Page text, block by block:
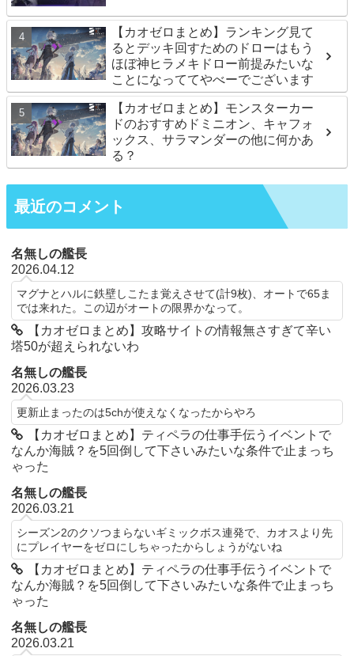
【カオゼロまとめ】ランキング見て
るとデッキ回すためのドローはもう
ほぼ神ヒラメキドロー前提みたいな
ことになっててやべーでございます
【カオゼロまとめ】モンスターカー
ドのおすすめドミニオン、キャフォ
ックス、サラマンダーの他に何かあ
る？
最近のコメント
名無しの艦長
2026.04.12
マグナとハルに鉄壁しこたま覚えさせて(計9枚)、オートで65ま
では来れた。この辺がオートの限界かなって。
【カオゼロまとめ】攻略サイトの情報無さすぎて辛い
塔50が超えられないわ
名無しの艦長
2026.03.23
更新止まったのは5chが使えなくなったからやろ
【カオゼロまとめ】ティペラの仕事手伝うイベントで
なんか海賊？を5回倒して下さいみたいな条件で止まっち
ゃった
名無しの艦長
2026.03.21
シーズン2のクソつまらないギミックボス連発で、カオスより先
にプレイヤーをゼロにしちゃったからしょうがないね
【カオゼロまとめ】ティペラの仕事手伝うイベントで
なんか海賊？を5回倒して下さいみたいな条件で止まっち
ゃった
名無しの艦長
2026.03.21